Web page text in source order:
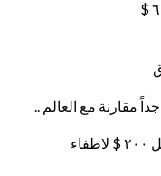
جداً مقارنة مع العالم ..
. هل تعلم أن دمها يباع بالطن لكندا مقابل ٢٠٠ $ لاطفاء